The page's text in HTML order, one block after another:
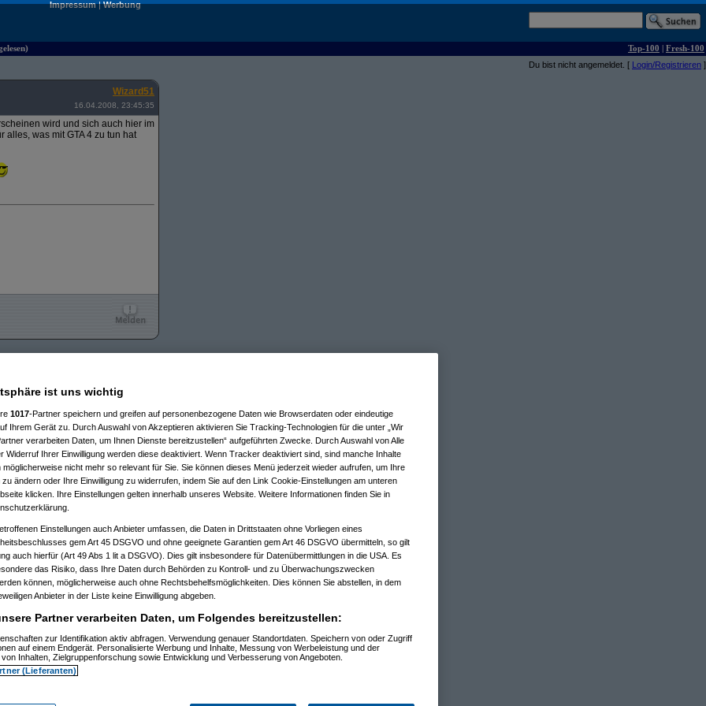
Impressum|Werbung
Top-100 | Fresh-100
Du bist nicht angemeldet. [ Login/Registrieren ]
Wizard51
16.04.2008, 23:45:35
wird und sich auch hier im
alles, was mit GTA 4 zu tun hat
10:09:01)
10:19:35)
17:23:55)
10:56:22)
11:02:32)
11:06:30)
11:09:43)
am 17.04.2008, 11:20:34)
am 17.04.2008, 12:19:44)
12:46:06)
12:17:50)
13:33:55)
am 17.04.2008, 14:38:17)
ist uns wichtig
1017-Partner speichern und greifen auf personenbezogene Daten wie Browserdaten oder eindeutige
Ihrem Gerät zu. Durch Auswahl von Akzeptieren aktivieren Sie Tracking-Technologien für die unter „Wir
verarbeiten Daten, um Ihnen Dienste bereitzustellen“ aufgeführten Zwecke. Durch Auswahl von Alle
Widerruf Ihrer Einwilligung werden diese deaktiviert. Wenn Tracker deaktiviert sind, sind manche Inhalte
möglicherweise nicht mehr so relevant für Sie. Sie können dieses Menü jederzeit wieder aufrufen, um Ihre
zu ändern oder Ihre Einwilligung zu widerrufen, indem Sie auf den Link Cookie-Einstellungen am unteren
klicken. Ihre Einstellungen gelten innerhalb unseres Website. Weitere Informationen finden Sie in
Einstellungen auch Anbieter umfassen, die Daten in Drittstaaten ohne Vorliegen eines
gem Art 45 DSGVO und ohne geeignete Garantien gem Art 46 DSGVO übermitteln, so gilt
auch hierfür (Art 49 Abs 1 lit a DSGVO). Dies gilt insbesondere für Datenübermittlungen in die USA. Es
das Risiko, dass Ihre Daten durch Behörden zu Kontroll- und zu Überwachungszwecken
können, möglicherweise auch ohne Rechtsbehelfsmöglichkeiten. Dies können Sie abstellen, in dem
Anbieter in der Liste keine Einwilligung abgeben.
Partner verarbeiten Daten, um Folgendes bereitzustellen:
zur Identifikation aktiv abfragen. Verwendung genauer Standortdaten. Speichern von oder Zugriff
auf einem Endgerät. Personalisierte Werbung und Inhalte, Messung von Werbeleistung und der
Inhalten, Zielgruppenforschung sowie Entwicklung und Verbesserung von Angeboten.
(Lieferanten)